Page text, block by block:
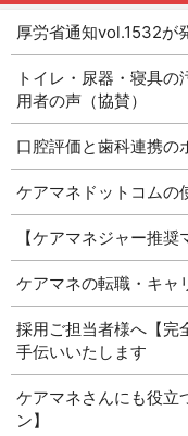
厚労省通知vol.1532が
トイレ・尿器・寝具
用者の声（協賛）
口腔評価と歯科連携の
ケアマネドットコムの
【ケアマネジャー推
ケアマネの転職・キャ
採用ご担当者様へ【完
手伝いいたします
ケアマネさんにも役立
ン】